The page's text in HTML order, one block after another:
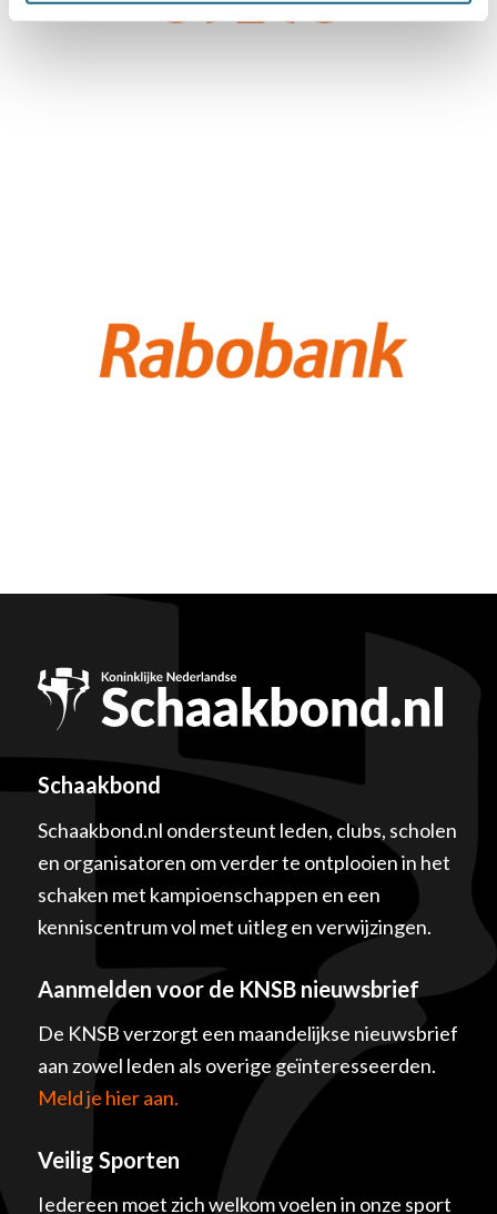
Schaakbond
Schaakbond.nl ondersteunt leden, clubs, scholen
en organisatoren om verder te ontplooien in het
schaken met kampioenschappen en een
kenniscentrum vol met uitleg en verwijzingen.
Aanmelden voor de KNSB nieuwsbrief
De KNSB verzorgt een maandelijkse nieuwsbrief
aan zowel leden als overige geïnteresseerden.
Meld je hier aan.
Veilig Sporten
Iedereen moet zich welkom voelen in onze sport